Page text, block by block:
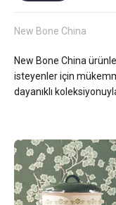
New Bone China
New Bone China
isteyenler için
dayanıklı